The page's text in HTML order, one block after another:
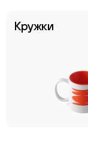
Кружки